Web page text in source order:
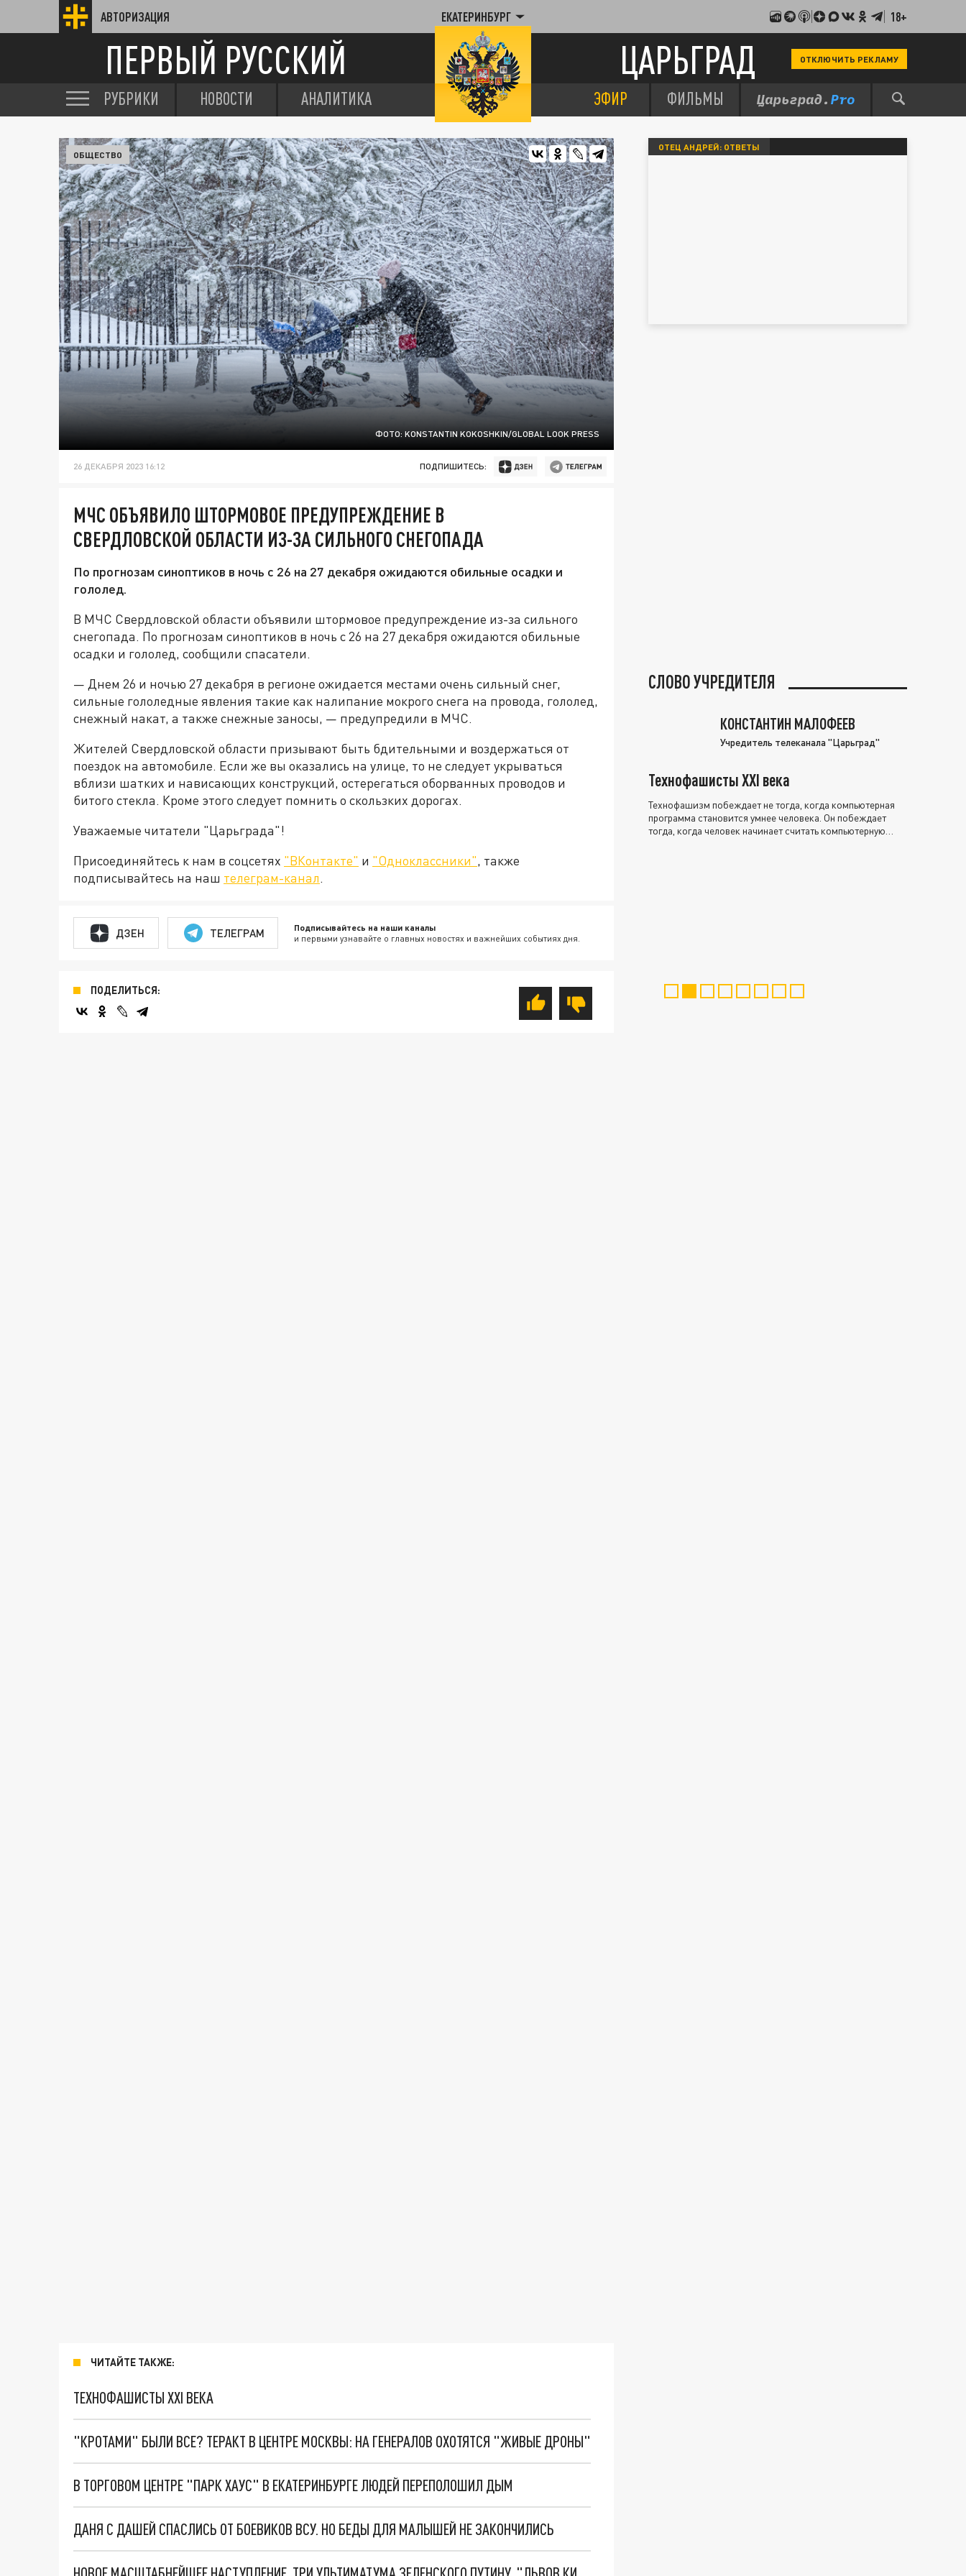
АВТОРИЗАЦИЯ ЕКАТЕРИНБУРГ 18+
ПЕРВЫЙ РУССКИЙ ЦАРЬГРАД ОТКЛЮЧИТЬ РЕКЛАМУ
РУБРИКИ НОВОСТИ АНАЛИТИКА ЭФИР ФИЛЬМЫ
ФОТО: KONSTANTIN KOKOSHKIN/GLOBAL LOOK PRESS
ОБЩЕСТВО
26 ДЕКАБРЯ 2023 16:12 ПОДПИШИТЕСЬ:
МЧС ОБЪЯВИЛО ШТОРМОВОЕ ПРЕДУПРЕЖДЕНИЕ В
СВЕРДЛОВСКОЙ ОБЛАСТИ ИЗ-ЗА СИЛЬНОГО СНЕГОПАДА
По прогнозам синоптиков в ночь с 26 на 27 декабря ожидаются обильные осадки и
гололед.
В МЧС Свердловской области объявили штормовое предупреждение из-за сильного
снегопада. По прогнозам синоптиков в ночь с 26 на 27 декабря ожидаются обильные
осадки и гололед, сообщили спасатели.
— Днем 26 и ночью 27 декабря в регионе ожидается местами очень сильный снег,
сильные гололедные явления такие как налипание мокрого снега на провода, гололед,
снежный накат, а также снежные заносы, — предупредили в МЧС.
Жителей Свердловской области призывают быть бдительными и воздержаться от
поездок на автомобиле. Если же вы оказались на улице, то не следует укрываться
вблизи шатких и нависающих конструкций, остерегаться оборванных проводов и
битого стекла. Кроме этого следует помнить о скользких дорогах.
Уважаемые читатели "Царьграда"!
Присоединяйтесь к нам в соцсетях "ВКонтакте" и "Одноклассники", также
подписывайтесь на наш телеграм-канал.
ДЗЕН ТЕЛЕГРАМ Подписывайтесь на наши каналы
и первыми узнавайте о главных новостях и важнейших событиях дня.
ПОДЕЛИТЬСЯ:
ЧИТАЙТЕ ТАКЖЕ:
ТЕХНОФАШИСТЫ XXI ВЕКА
"КРОТАМИ" БЫЛИ ВСЕ? ТЕРАКТ В ЦЕНТРЕ МОСКВЫ: НА ГЕНЕРАЛОВ ОХОТЯТСЯ "ЖИВЫЕ ДРОНЫ"
В ТОРГОВОМ ЦЕНТРЕ "ПАРК ХАУС" В ЕКАТЕРИНБУРГЕ ЛЮДЕЙ ПЕРЕПОЛОШИЛ ДЫМ
ДАНЯ С ДАШЕЙ СПАСЛИСЬ ОТ БОЕВИКОВ ВСУ. НО БЕДЫ ДЛЯ МАЛЫШЕЙ НЕ ЗАКОНЧИЛИСЬ
ОТЕЦ АНДРЕЙ: ОТВЕТЫ
СЛОВО УЧРЕДИТЕЛЯ
КОНСТАНТИН МАЛОФЕЕВ
Учредитель телеканала "Царьград"
Технофашисты XXI века
Технофашизм побеждает не тогда, когда компьютерная
программа становится умнее человека. Он побеждает
тогда, когда человек начинает считать компьютерную